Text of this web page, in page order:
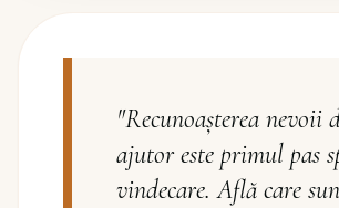
"Recunoașterea nevoii
ajutor este primul pas
vindecare. Află care